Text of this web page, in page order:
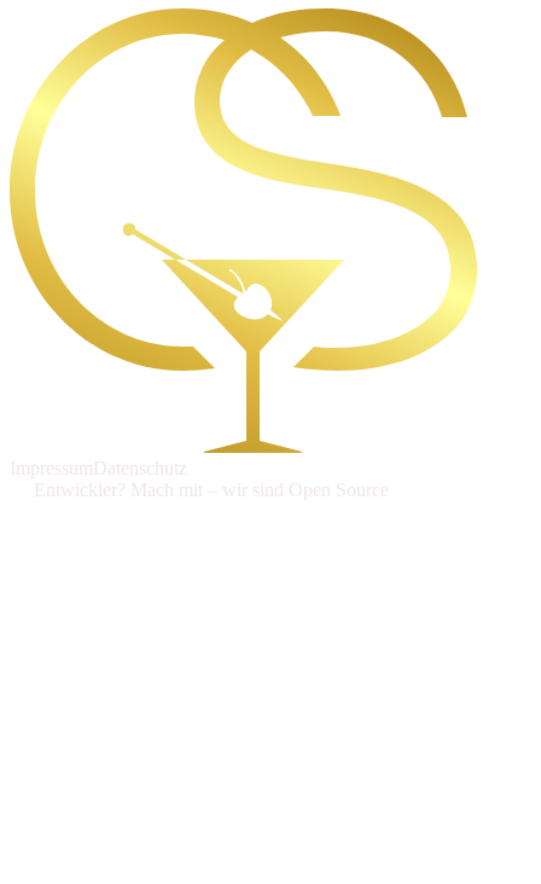
ImpressumDatenschutz
Entwickler? Mach mit – wir sind Open Source